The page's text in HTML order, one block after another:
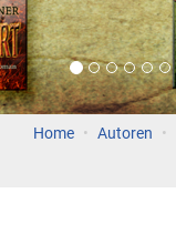
Home Autoren